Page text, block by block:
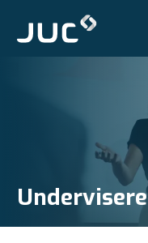
Undervisere